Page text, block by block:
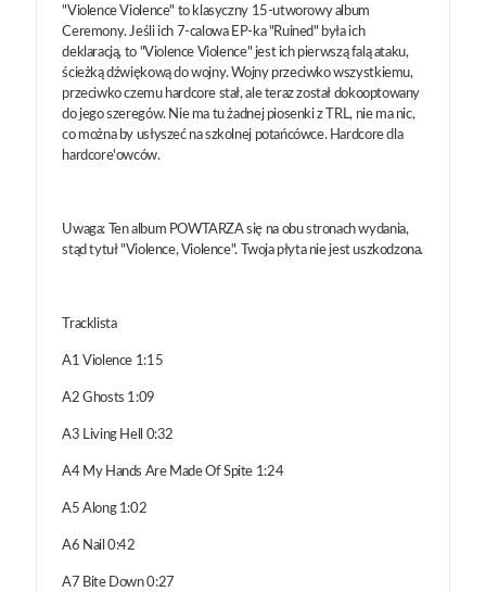
"Violence Violence" to klasyczny 15-utworowy album
Ceremony. Jeśli ich 7-calowa EP-ka "Ruined" była ich
deklaracją, to "Violence Violence" jest ich pierwszą falą ataku,
ścieżką dźwiękową do wojny. Wojny przeciwko wszystkiemu,
przeciwko czemu hardcore stał, ale teraz został dokooptowany
do jego szeregów. Nie ma tu żadnej piosenki z TRL, nie ma nic,
co można by usłyszeć na szkolnej potańcówce. Hardcore dla
hardcore'owców.
Uwaga: Ten album POWTARZA się na obu stronach wydania,
stąd tytuł "Violence, Violence". Twoja płyta nie jest uszkodzona.
Tracklista
A1 Violence 1:15
A2 Ghosts 1:09
A3 Living Hell 0:32
A4 My Hands Are Made Of Spite 1:24
A5 Along 1:02
A6 Nail 0:42
A7 Bite Down 0:27